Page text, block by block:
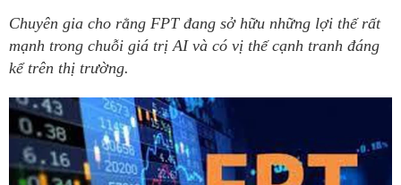
Chuyên gia cho rằng FPT đang sở hữu những lợi thế rất
mạnh trong chuỗi giá trị AI và có vị thế cạnh tranh đáng
kể trên thị trường.